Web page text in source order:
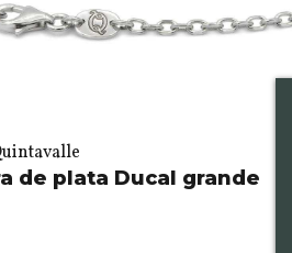
de plata Ducal grande